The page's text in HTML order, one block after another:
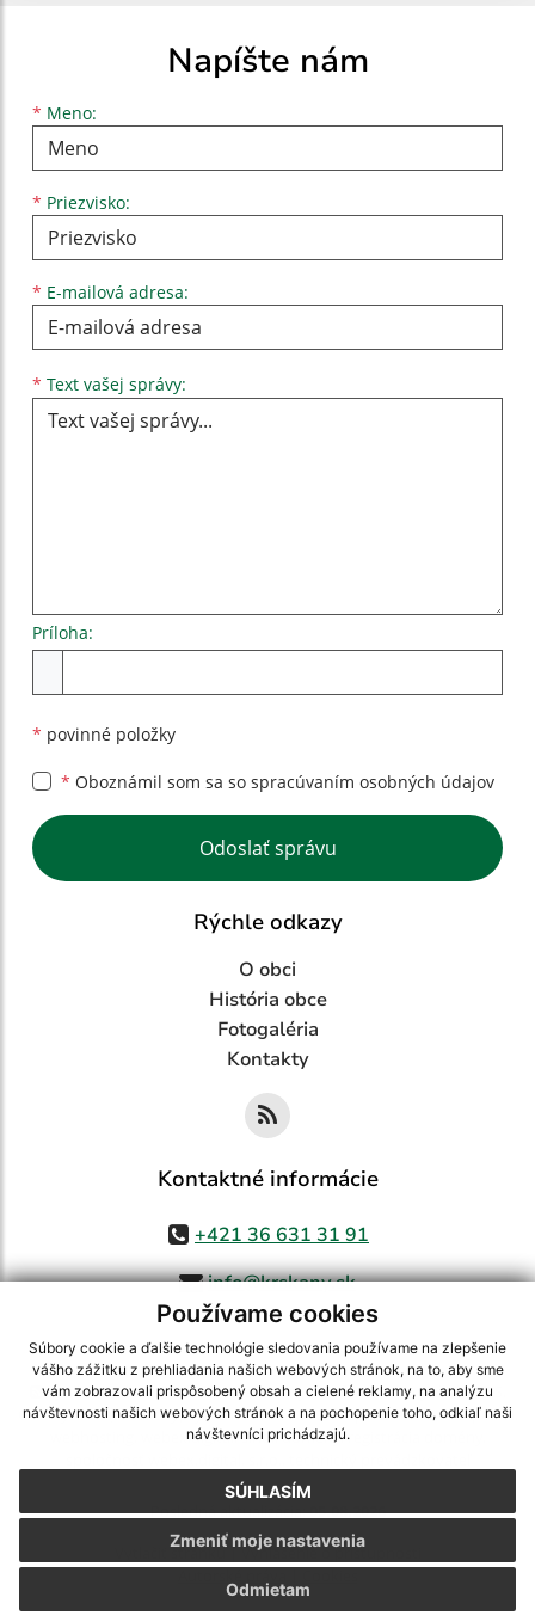
Používame cookies
Súbory cookie a ďalšie technológie sledovania používame na zlepšenie
vášho zážitku z prehliadania našich webových stránok, na to, aby sme
vám zobrazovali prispôsobený obsah a cielené reklamy, na analýzu
návštevnosti našich webových stránok a na pochopenie toho, odkiaľ naši
návštevníci prichádzajú.
SÚHLASÍM
Odmietam
Zmeniť moje nastavenia
Napíšte nám
* Meno:
Meno
* Priezvisko:
Priezvisko
* E-mailová adresa:
E-mailová adresa
* Text vašej správy:
Príloha:
* povinné položky
* Oboznámil som sa so spracúvaním osobných údajov
Google reCaptcha Response
Odoslať správu
Rýchle odkazy
O obci
História obce
Fotogaléria
Kontakty
Kontaktné informácie
+421 36 631 31 91
info@krskany.sk
využite možnosť získavania aktuálnych informácií s využitím RSS
CMS systém (redakčný) systém ECHELON 2,Mapa stránok,web portál
webex.digital, s.r.o.,domény,registrácia domény
Posledná aktualizácia:05.08.2026
Vytlačiť stránku|Vyhlásenie o prístupnosti